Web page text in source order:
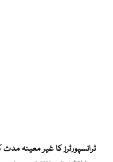
ٹرانسپورٹرز کا غیر معینہ